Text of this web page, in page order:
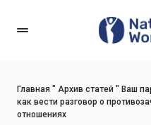
Главная " Архив статей " Ваш
как вести разговор о
отношениях